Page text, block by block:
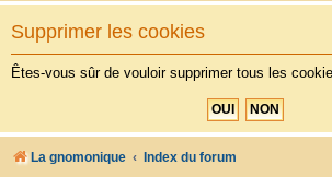
Supprimer les cookies
Êtes-vous sûr de vouloir supprimer tous les
La gnomonique Index du forum